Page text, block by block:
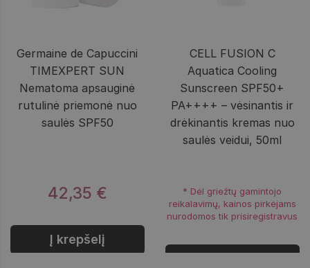
Germaine de Capuccini
TIMEXPERT SUN
Nematoma apsauginė
rutulinė priemonė nuo
saulės SPF50
42,35 €
Į krepšelį
CELL FUSION C
Aquatica Cooling
Sunscreen SPF50+
PA++++ – vėsinantis ir
drėkinantis kremas nuo
saulės veidui, 50ml
* Dėl griežtų gamintojo
reikalavimų, kainos pirkėjams
nurodomos tik prisiregistravus